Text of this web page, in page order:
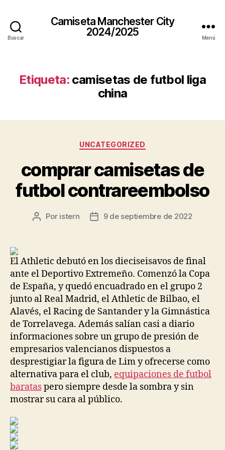
Buscar
Camiseta Manchester City
2024/2025
Menú
Etiqueta: camisetas de futbol liga
china
Categorías
UNCATEGORIZED
comprar camisetas de
futbol contrareembolso
Autor
Por istern
Fecha9 de septiembre de 2022
El Athletic debutó en los dieciseisavos de final
ante el Deportivo Extremeño. Comenzó la Copa
de España, y quedó encuadrado en el grupo 2
junto al Real Madrid, el Athletic de Bilbao, el
Alavés, el Racing de Santander y la Gimnástica
de Torrelavega. Además salían casi a diario
informaciones sobre un grupo de presión de
empresarios valencianos dispuestos a
desprestigiar la figura de Lim y ofrecerse como
alternativa para el club, equipaciones de futbol
barataspero siempre desde la sombra y sin
mostrar su cara al público.